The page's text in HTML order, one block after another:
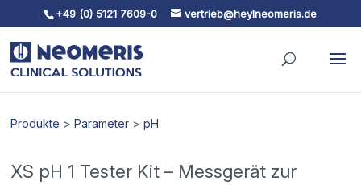
Skip To Content
+49 (0) 5121 7609-0 vertrieb@heylneomeris.de
Produkte >Parameter >pH
XS pH 1 Tester Kit – Messgerät zur